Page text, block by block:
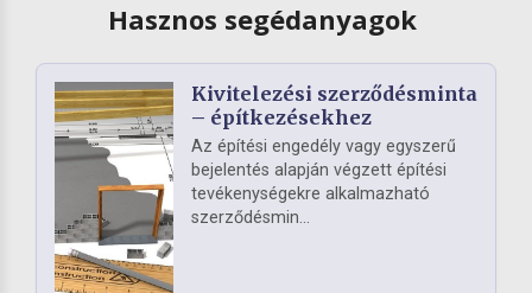
Hasznos segédanyagok
Kivitelezési szerződésminta
– építkezésekhez
Az építési engedély vagy egyszerű
bejelentés alapján végzett építési
tevékenységekre alkalmazható
szerződésmin...